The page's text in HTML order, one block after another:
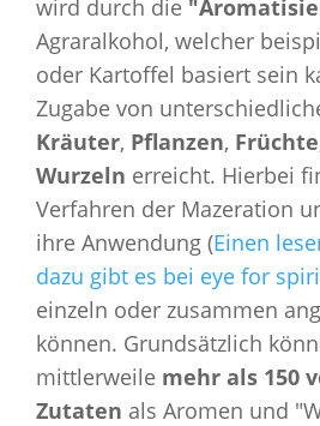
wird durch die
Agraralkohol, welcher
oder Kartoffel basiert sein
Zugabe von
Kräuter, Pflanzen, Früchte
Wurzeln erreicht. Hierbei
Verfahren der Mazeration
ihre Anwendung (Einen
dazu gibt es bei eye for
einzeln oder zusammen
können. Grundsätzlich
mittlerweile mehr als 150
Zutaten als Aromen und